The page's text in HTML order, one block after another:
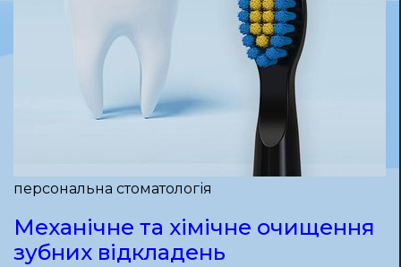
персональна стоматологія
Механічне та хімічне очищення
зубних відкладень